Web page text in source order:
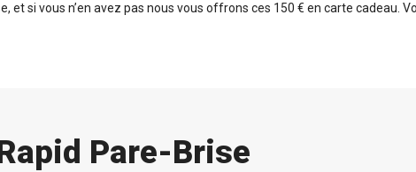
si vous n’en avez pas nous vous offrons ces 150 € en carte cadeau.
Pare-Brise